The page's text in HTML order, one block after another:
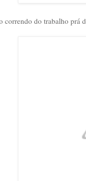
correndo do trabalho prá